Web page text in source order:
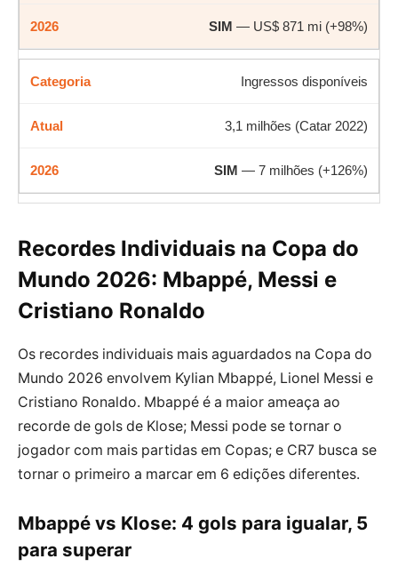
SIM — US$ 871 mi (+98%)
Ingressos disponíveis
3,1 milhões (Catar 2022)
SIM — 7 milhões (+126%)
Recordes Individuais na Copa do
Mundo 2026: Mbappé, Messi e
Cristiano Ronaldo
Os recordes individuais mais aguardados na Copa do
Mundo 2026 envolvem Kylian Mbappé, Lionel Messi e
Cristiano Ronaldo. Mbappé é a maior ameaça ao
recorde de gols de Klose; Messi pode se tornar o
jogador com mais partidas em Copas; e CR7 busca se
tornar o primeiro a marcar em 6 edições diferentes.
Mbappé vs Klose: 4 gols para igualar, 5
para superar